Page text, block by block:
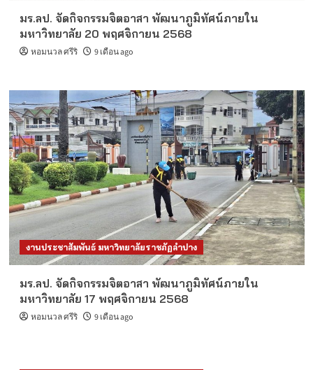
มร.ลป. จัดกิจกรรมจิตอาสา พัฒนาภูมิทัศน์ภายใน
มหาวิทยาลัย 20 พฤศจิกายน 2568
หอมนวล ศรีริ 9 เดือน ago
งานประชาสัมพันธ์ มหาวิทยาลัยราชภัฏลำปาง
มร.ลป. จัดกิจกรรมจิตอาสา พัฒนาภูมิทัศน์ภายใน
มหาวิทยาลัย 17 พฤศจิกายน 2568
หอมนวล ศรีริ 9 เดือน ago